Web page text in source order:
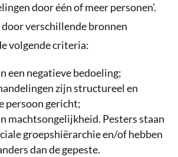
door één of meer personen’.
verschillende bronnen
volgende criteria:
een negatieve bedoeling;
zijn structureel en
persoon gericht;
machtsongelijkheid. Pesters staan
groepshiërarchie en/of hebben
dan de gepeste.